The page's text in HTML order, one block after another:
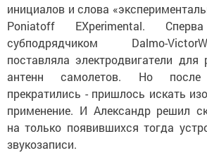
инициалов и слова
Poniatoff EXperimental.
субподрядчиком Dalmo-
поставляла электродвигатели для
антенн самолетов. Но
прекратились - пришлось искать
применение. И Александр решил
на только появившихся тогда
звукозаписи.